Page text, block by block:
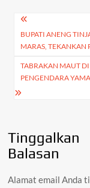
Navigasi
pos
BUPATI ANENG
MARAS, TEKANKAN
TABRAKAN MAUT
PENGENDARA
Tinggalkan
Balasan
Alamat email Anda